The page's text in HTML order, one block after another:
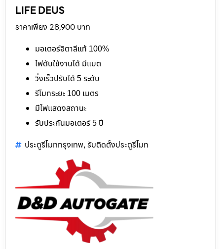
LIFE DEUS
ราคาเพียง 28,900 บาท
มอเตอร์อิตาลีแท้ 100%
ไฟดับใช้งานได้ มีแบต
วิ่งเร็วปรับได้ 5 ระดับ
รีโมทระยะ 100 เมตร
มีไฟแสดงสถานะ
รับประกันมอเตอร์ 5 ปี
ประตูรีโมทกรุงเทพ, รับติดตั้งประตูรีโมท